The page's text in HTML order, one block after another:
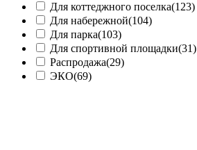
Для коттеджного поселка(123)
Для набережной(104)
Для парка(103)
Для спортивной площадки(31)
Распродажа(29)
ЭКО(69)